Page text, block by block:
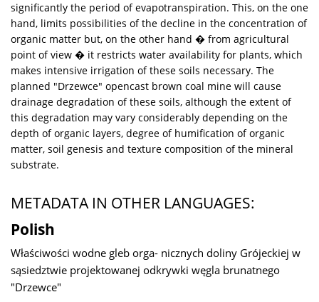
significantly the period of evapotranspiration. This, on the one
hand, limits possibilities of the decline in the concentration of
organic matter but, on the other hand � from agricultural
point of view � it restricts water availability for plants, which
makes intensive irrigation of these soils necessary. The
planned "Drzewce" opencast brown coal mine will cause
drainage degradation of these soils, although the extent of
this degradation may vary considerably depending on the
depth of organic layers, degree of humification of organic
matter, soil genesis and texture composition of the mineral
substrate.
METADATA IN OTHER LANGUAGES:
Polish
Właściwości wodne gleb orga- nicznych doliny Grójeckiej w
sąsiedztwie projektowanej odkrywki węgla brunatnego
"Drzewce"